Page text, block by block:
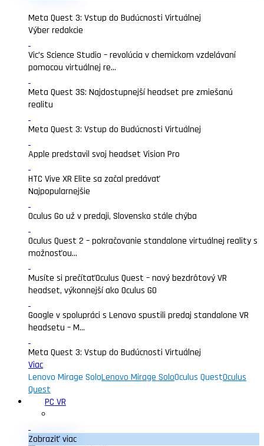
Meta Quest 3: Vstup do Budúcnosti Virtuálnej
Výber redakcie
Vic’s Science Studio – revolúcia v chemickom vzdelávaní
pomocou virtuálnej re...
Meta Quest 3S: Najdostupnejší headset pre zmiešanú
realitu
Meta Quest 3: Vstup do Budúcnosti Virtuálnej
Apple predstavil svoj headset Vision Pro
HTC Vive XR Elite sa začal predávať
Najpopularnejšie
Oculus Go už v predaji, Slovensko stále chýba
Oculus Quest 2 – pokračovanie standalone virtuálnej reality s
možnosťou...
Musíte si prečítaťOculus Quest – nový bezdrôtový VR
headset, výkonnejší ako Oculus GO
Google v spolupráci s Lenovo spustili predaj standalone VR
headsetu – M...
Meta Quest 3: Vstup do Budúcnosti Virtuálnej
Viac
Lenovo Mirage SoloLenovo Mirage SoloOculus QuestOculus
Quest
PC VR
Zobraziť viac